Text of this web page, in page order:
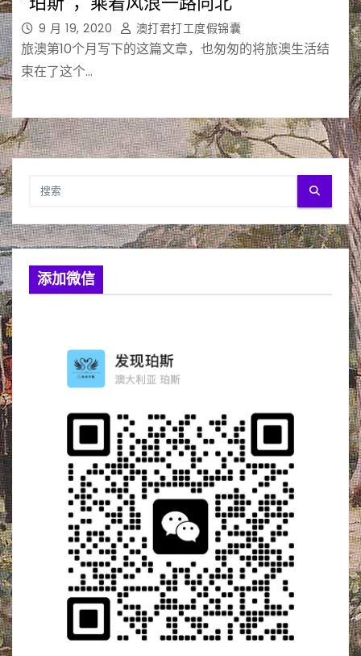
9 月 19, 2020 澳打君打工度假锦囊
旅澳第10个月写下的这篇文章，也匆匆的将旅澳生活结
束在了这个…
添加微信